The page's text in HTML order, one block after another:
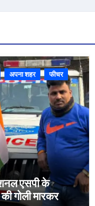
अपना शहर फीचर
एसपी के
गोली मारकर